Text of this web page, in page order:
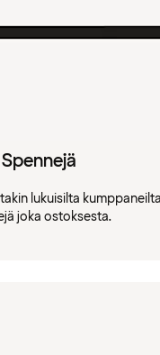
lukuisilta
joka ostoksesta.